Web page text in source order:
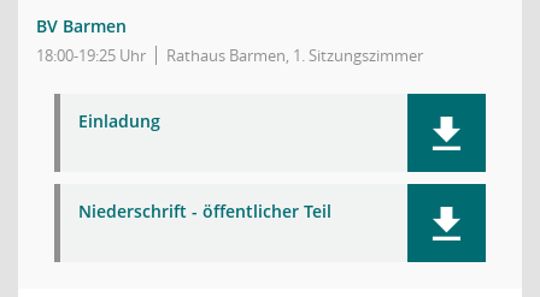
BV Barmen
18:00-19:25 Uhr Rathaus Barmen, 1. Sitzungszimmer
Einladung
Niederschrift - öffentlicher Teil